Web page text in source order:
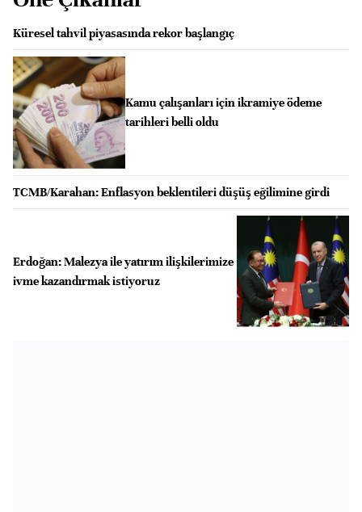
Küresel tahvil piyasasında rekor başlangıç
Kamu çalışanları için ikramiye ödeme
tarihleri belli oldu
TCMB/Karahan: Enflasyon beklentileri düşüş eğilimine girdi
Erdoğan: Malezya ile yatırım ilişkilerimize
ivme kazandırmak istiyoruz